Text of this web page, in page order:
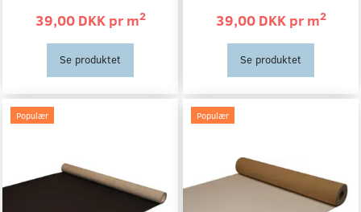
39,00 DKK prm2
Se produktet
39,00 DKK prm2
Se produktet
Populær Populær